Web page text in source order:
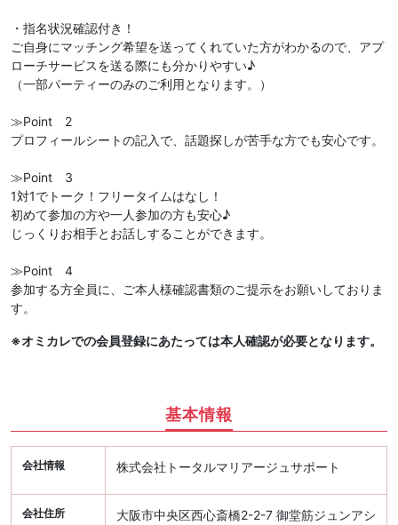
・指名状況確認付き！
ご自身にマッチング希望を送ってくれていた方がわかるので、アプ
ローチサービスを送る際にも分かりやすい♪
（一部パーティーのみのご利用となります。）
≫Point 2
プロフィールシートの記入で、話題探しが苦手な方でも安心です。
≫Point 3
1対1でトーク！フリータイムはなし！
初めて参加の方や一人参加の方も安心♪
じっくりお相手とお話しすることができます。
≫Point 4
参加する方全員に、ご本人様確認書類のご提示をお願いしておりま
す。
※オミカレでの会員登録にあたっては本人確認が必要となります。
基本情報
会社情報 株式会社トータルマリアージュサポート
会社住所
大阪市中央区西心斎橋2-2-7 御堂筋ジュンアシ